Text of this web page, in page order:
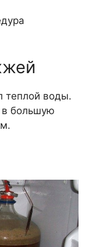
теплой воды.
в большую